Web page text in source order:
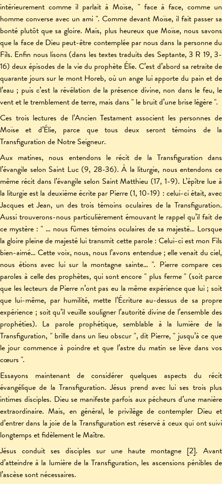
intérieurement comme il parlait à Moïse, " face à face, comme un
homme converse avec un ami ". Comme devant Moïse, il fait passer sa
bonté plutôt que sa gloire. Mais, plus heureux que Moïse, nous savons
que la face de Dieu peut-être contemplée par nous dans la personne du
Fils. Enfin nous lisons (dans les textes traduits des Septante, 3 R 19, 3-
16) deux épisodes de la vie du prophète Élie. C’est d’abord sa retraite de
quarante jours sur le mont Horeb, où un ange lui apporte du pain et de
l’eau ; puis c’est la révélation de la présence divine, non dans le feu, le
vent et le tremblement de terre, mais dans " le bruit d’une brise légère ".
Ces trois lectures de l’Ancien Testament associent les personnes de
Moïse et d’Élie, parce que tous deux seront témoins de la
Transfiguration de Notre Seigneur.
Aux matines, nous entendons le récit de la Transfiguration dans
l’évangile selon Saint Luc (9, 28-36). À la liturgie, nous entendons ce
même récit dans l’évangile selon Saint Matthieu (17, 1-9). L’épître lue à
la liturgie est la deuxième écrite par Pierre (1, 10-19) : celui-ci était, avec
Jacques et Jean, un des trois témoins oculaires de la Transfiguration.
Aussi trouverons-nous particulièrement émouvant le rappel qu’il fait de
ce mystère : " … nous fûmes témoins oculaires de sa majesté… Lorsque
la gloire pleine de majesté lui transmit cette parole : Celui-ci est mon Fils
bien-aimé… Cette voix, nous, nous l’avons entendue ; elle venait du ciel,
nous étions avec lui sur la montagne sainte… ". Pierre compare ces
paroles à celle des prophètes, qui sont encore " plus ferme " (soit parce
que les lecteurs de Pierre n’ont pas eu la même expérience que lui ; soit
que lui-même, par humilité, mette l’Écriture au-dessus de sa propre
expérience ; soit qu’il veuille souligner l’autorité divine de l’ensemble des
prophéties). La parole prophétique, semblable à la lumière de la
Transfiguration, " brille dans un lieu obscur ", dit Pierre, " jusqu’à ce que
le jour commence à poindre et que l’astre du matin se lève dans vos
cœurs ".
Essayons maintenant de considérer quelques aspects du récit
évangélique de la Transfiguration. Jésus prend avec lui ses trois plus
intimes disciples. Dieu se manifeste parfois aux pécheurs d’une manière
extraordinaire. Mais, en général, le privilège de contempler Dieu et
d’entrer dans la joie de la Transfiguration est réservé à ceux qui ont suivi
longtemps et fidèlement le Maître.
Jésus conduit ses disciples sur une haute montagne [2]. Avant
d’atteindre à la lumière de la Transfiguration, les ascensions pénibles de
l’ascèse sont nécessaires.